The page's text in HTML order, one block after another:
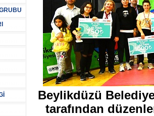
Beylikdüzü
tarafından